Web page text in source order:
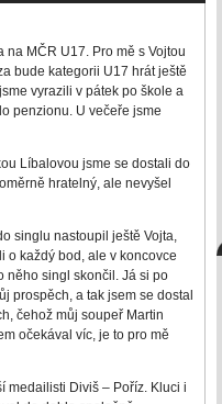
MČR U17. Pro mě s Vojtou
bude kategorii U17 hrát ještě
vyrazili v pátek po škole a
penzionu. U večeře jsme
Líbalovou jsme se dostali do
hratelný, ale nevyšel
singlu nastoupil ještě Vojta,
o každý bod, ale v koncovce
něho singl skončil. Já si po
prospěch, a tak jsem se dostal
čehož můj soupeř Martin
očekával víc, je to pro mě
medailisti Diviš – Poříz. Kluci i